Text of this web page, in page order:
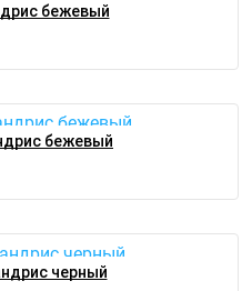
бежевый
бежевый
черный